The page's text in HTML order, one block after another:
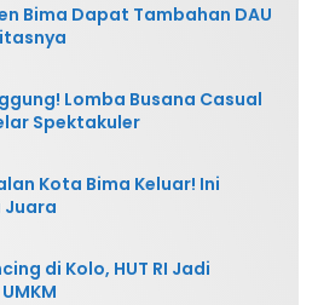
Bima Dapat Tambahan DAU
Lomba Busana Casual
Spektakuler
Kota Bima Keluar! Ini
Juara
di Kolo, HUT RI Jadi